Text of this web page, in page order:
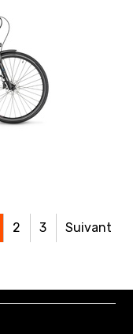
2 3 Suivant